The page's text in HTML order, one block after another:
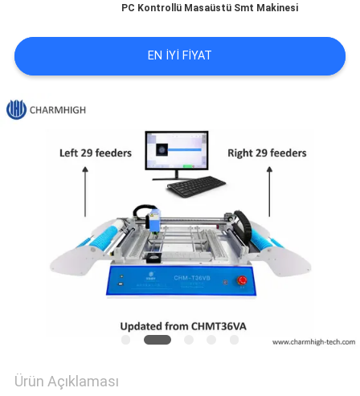
HARITASI
GIZLILIK
PC Kontrollü Masaüstü Smt Makinesi
EN IYI FIYAT
Ürün Açıklaması